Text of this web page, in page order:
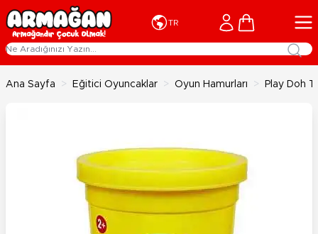
İçeriğe geç
TR Cart
Ana Sayfa > Eğitici Oyuncaklar > Oyun Hamurları > Play Doh